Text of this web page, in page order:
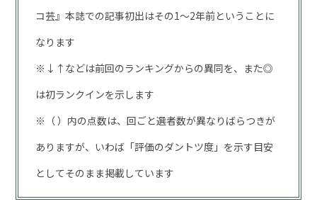
コ芸』本誌での記事初出はその1～2年前ということに
なります
※↓↑などは前回のランキングからの異同を、また◎
は初ランクインを示します
※（ ）内の点数は、回ごと選者数が異なりばらつきが
ありますが、いわば「評価のダントツ度」を示す目安
としてそのまま掲載しています